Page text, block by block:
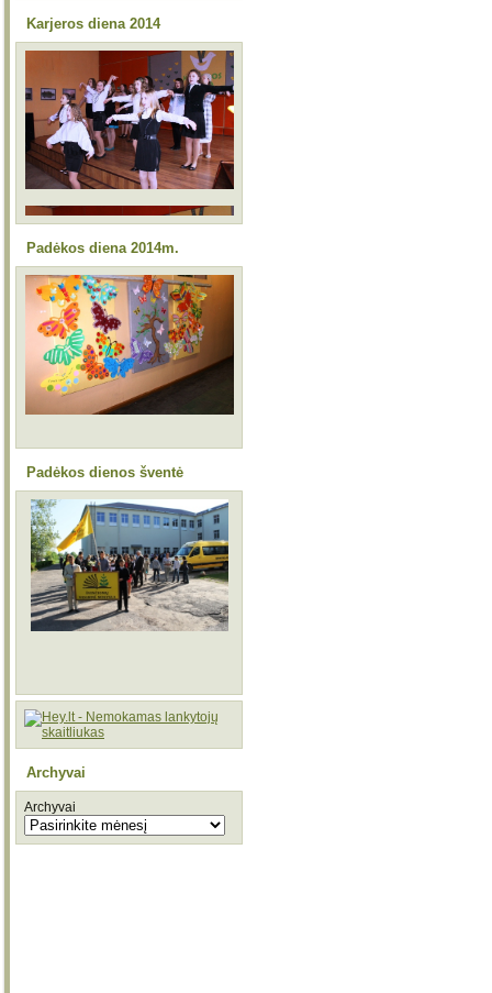
Karjeros diena 2014
Padėkos diena 2014m.
Padėkos dienos šventė
Archyvai
Archyvai